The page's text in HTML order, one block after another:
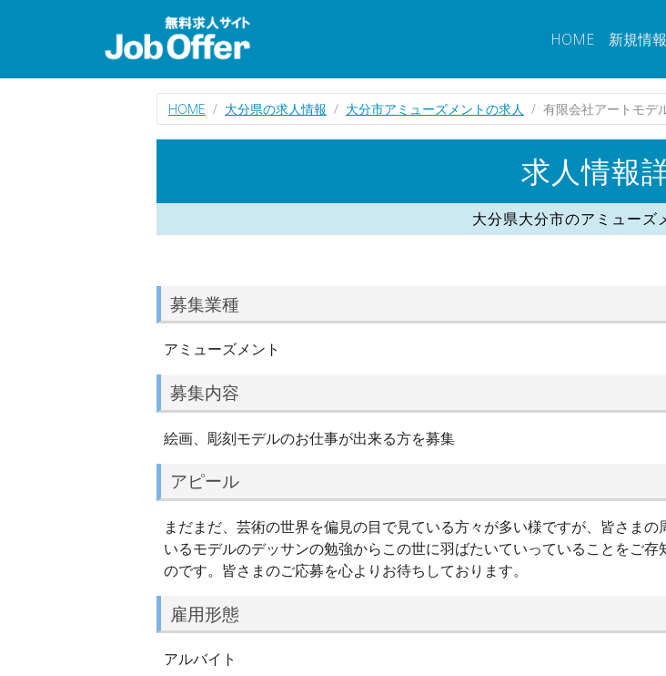
HOME 新規情
HOME 大分県の求人情報 大分市アミューズメントの求人 有限会社アートモデ
求人情報
大分県大分市のアミューズ
募集業種
アミューズメント
募集内容
絵画、彫刻モデルのお仕事が出来る方を募集
アピール
まだまだ、芸術の世界を偏見の目で見ている方々が多い様ですが、皆さま
いるモデルのデッサンの勉強からこの世に羽ばたいていっていることをご
のです。皆さまのご応募を心よりお待ちしております。
雇用形態
アルバイト